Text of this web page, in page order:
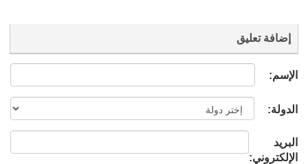
إضافة تعليق
الإسم:
الدولة:
البريد
الإلكتروني: